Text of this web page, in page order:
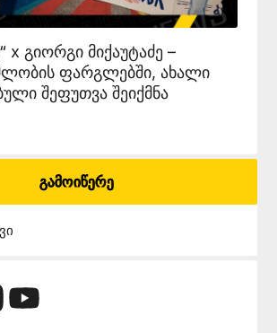
x გიორგი მიქაუტაძე –
ფარგლებში, ახალი
შეფუთვა შეიქმნა
გამოიწერე